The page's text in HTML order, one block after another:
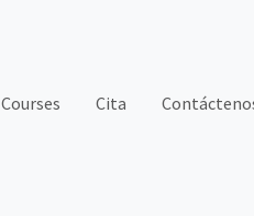
Courses Cita